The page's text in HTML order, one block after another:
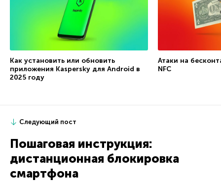
Как установить или обновить
приложения Kaspersky для Android в
2025 году
Атаки на
NFC
Следующий пост
Пошаговая инструкция:
дистанционная блокировка
смартфона